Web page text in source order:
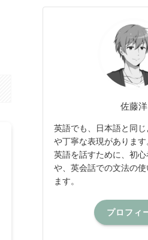
佐藤洋
英語でも、日本語と同
や丁寧な表現がありま
英語を話すために、初
や、英会話での文法の
ます。
プロフィ